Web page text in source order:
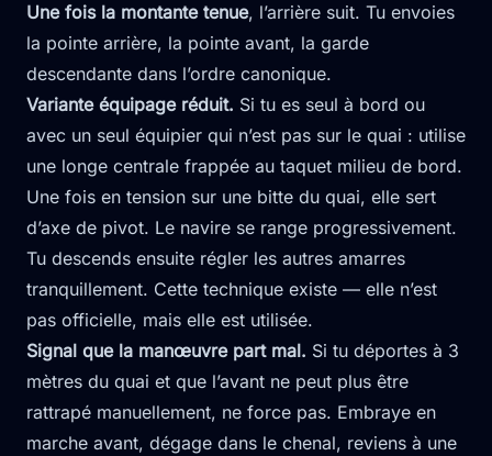
Une fois la montante tenue, l’arrière suit. Tu envoies
la pointe arrière, la pointe avant, la garde
descendante dans l’ordre canonique.
Variante équipage réduit. Si tu es seul à bord ou
avec un seul équipier qui n’est pas sur le quai : utilise
une longe centrale frappée au taquet milieu de bord.
Une fois en tension sur une bitte du quai, elle sert
d’axe de pivot. Le navire se range progressivement.
Tu descends ensuite régler les autres amarres
tranquillement. Cette technique existe — elle n’est
pas officielle, mais elle est utilisée.
Signal que la manœuvre part mal. Si tu déportes à 3
mètres du quai et que l’avant ne peut plus être
rattrapé manuellement, ne force pas. Embraye en
marche avant, dégage dans le chenal, reviens à une